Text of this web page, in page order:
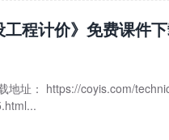
程计价》免费课件
地址： https://coyis.com/